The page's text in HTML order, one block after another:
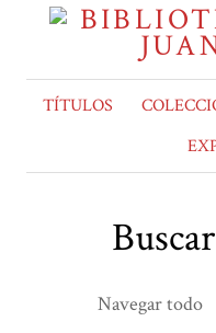
TÍTULOS
Navegar todo